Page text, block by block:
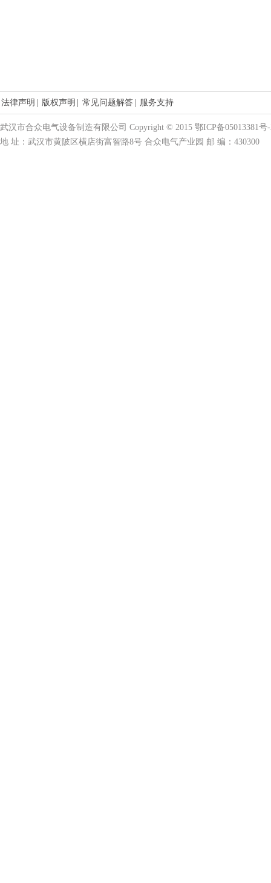
法律声明 版权声明 常见问题解答 服务支持
武汉市合众电气设备制造有限公司 Copyright © 2015 鄂ICP备05013381号
地 址：武汉市黄陂区横店街富智路8号 合众电气产业园 邮 编：430300